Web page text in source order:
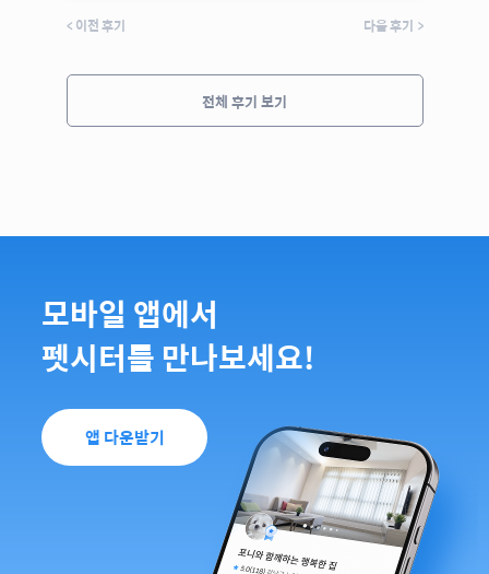
< 이전 후기 다음 후기 >
전체 후기 보기
모바일 앱에서
펫시터를 만나보세요!
앱 다운받기